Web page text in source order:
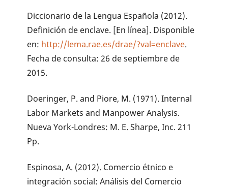
Diccionario de la Lengua Española (2012).
Definición de enclave. [En línea]. Disponible
en: http://lema.rae.es/drae/?val=enclave.
Fecha de consulta: 26 de septiembre de
2015.
Doeringer, P. and Piore, M. (1971). Internal
Labor Markets and Manpower Analysis.
Nueva York-Londres: M. E. Sharpe, Inc. 211
Pp.
Espinosa, A. (2012). Comercio étnico e
integración social: Análisis del Comercio